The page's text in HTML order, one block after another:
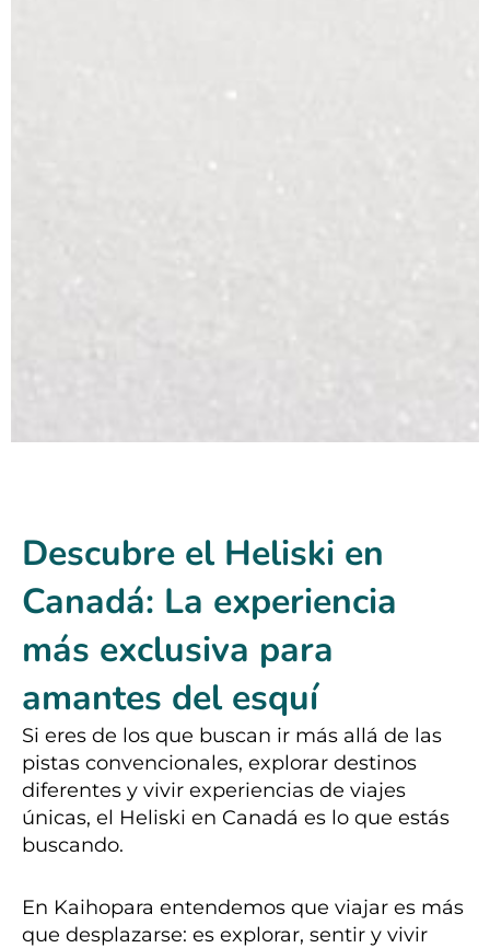
Descubre el Heliski en
Canadá: La experiencia
más exclusiva para
amantes del esquí
Si eres de los que buscan ir más allá de las
pistas convencionales, explorar destinos
diferentes y vivir experiencias de viajes
únicas, el Heliski en Canadá es lo que estás
buscando.
En Kaihopara entendemos que viajar es más
que desplazarse: es explorar, sentir y vivir